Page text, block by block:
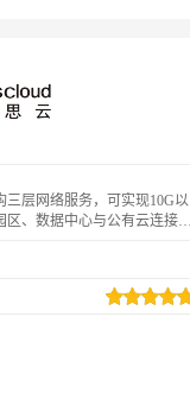
三层网络服务，可实现10G以
区、数据中心与公有云连接，
服务能够迅速上线并随业务